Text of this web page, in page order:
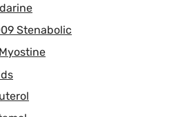
Stenabolic